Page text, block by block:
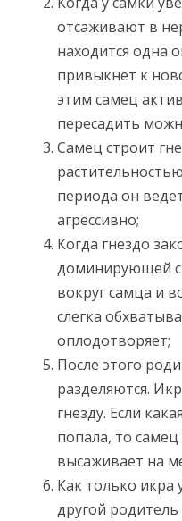
отсаживают в
находится одна
привыкнет к
этим самец
пересадить
Самец строит
периода он
агрессивно;
Когда гнездо
доминирующей
вокруг самца и
слегка
оплодотворяет;
После этого
разделяются.
гнезду. Если
попала, то
высаживает на
Как только икра
другой родитель